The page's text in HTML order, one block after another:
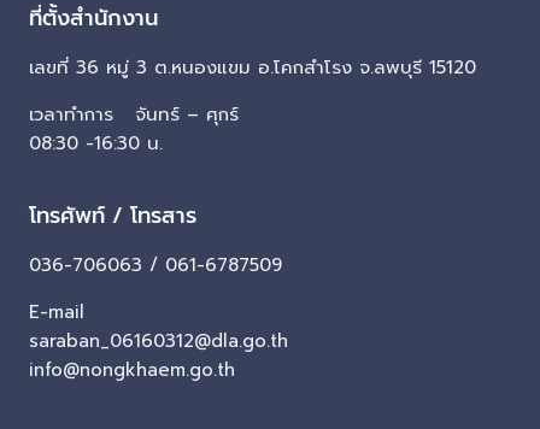
ที่ตั้งสำนักงาน
เลขที่ 36 หมู่ 3 ต.หนองแขม อ.โคกสำโรง จ.ลพบุรี 15120
เวลาทำการ จันทร์ – ศุกร์
08:30 -16:30 น.
โทรศัพท์ / โทรสาร
036-706063 / 061-6787509
E-mail
saraban_06160312@dla.go.th
info@nongkhaem.go.th